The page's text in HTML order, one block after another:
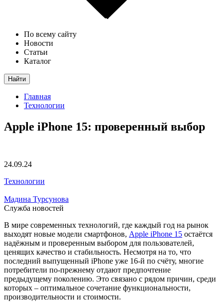
По всему сайту
Новости
Статьи
Каталог
Найти
Главная
Технологии
Apple iPhone 15: проверенный выбор
24.09.24
Технологии
Мадина Турсунова
Служба новостей
В мире современных технологий, где каждый год на рынок
выходят новые модели смартфонов, Apple iPhone 15 остаётся
надёжным и проверенным выбором для пользователей,
ценящих качество и стабильность. Несмотря на то, что
последний выпущенный iPhone уже 16-й по счёту, многие
потребители по-прежнему отдают предпочтение
предыдущему поколению. Это связано с рядом причин, среди
которых – оптимальное сочетание функциональности,
производительности и стоимости.